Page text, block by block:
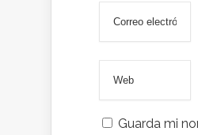
Guarda mi